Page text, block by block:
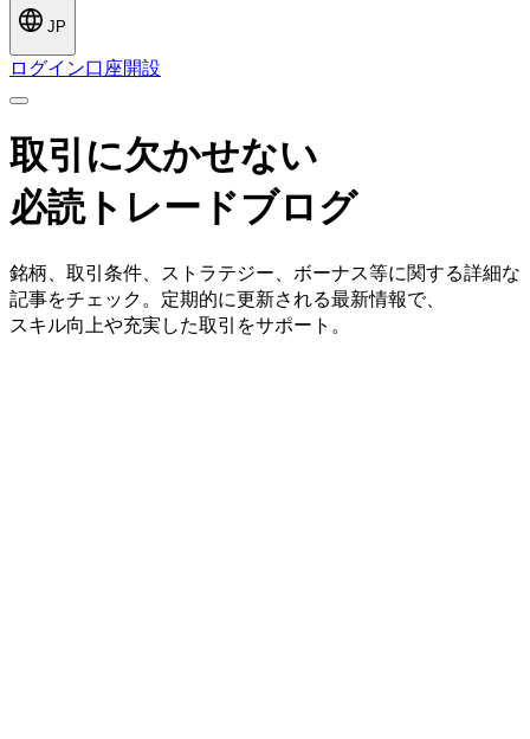
JP
ログイン口座開設
取引に欠かせない
必読トレードブログ
銘柄、 取引条件、 ストラテジー、 ボーナス等に関する詳細な
記事をチェック。 定期的に更新される最新情報で、
スキル向上や充実した取引をサポート。